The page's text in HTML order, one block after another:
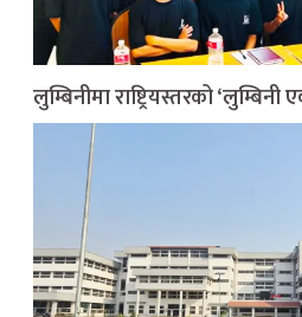
लुम्बिनीमा राष्ट्रियस्तरको